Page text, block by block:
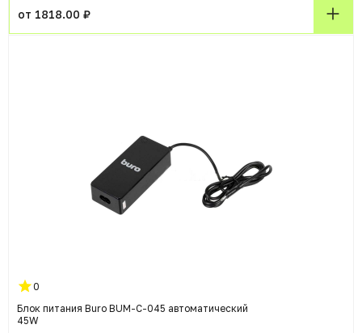
от 1818.00 ₽
0
Блок питания Buro BUM-С-045 автоматический
45W